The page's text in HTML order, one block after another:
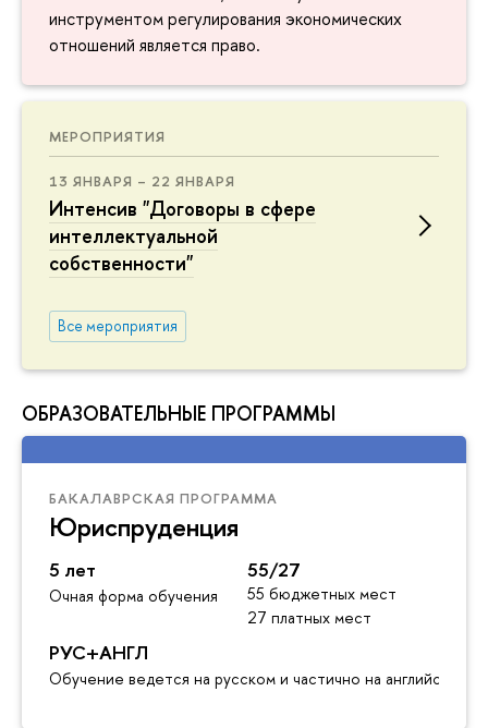
инструментом регулирования экономических
отношений является право.
МЕРОПРИЯТИЯ
13 ЯНВАРЯ – 22 ЯНВАРЯ
Интенсив "Договоры в сфере
интеллектуальной
собственности"
Все мероприятия
ОБРАЗОВАТЕЛЬНЫЕ ПРОГРАММЫ
БАКАЛАВРСКАЯ ПРОГРАММА
Юриспруденция
5 лет
Очная форма обучения
55/27
55 бюджетных мест
27 платных мест
РУС+АНГЛ
Обучение ведется на русском и частично на английском